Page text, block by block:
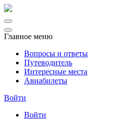
Главное меню
Вопросы и ответы
Путеводитель
Интересные места
Авиабилеты
Войти
Войти